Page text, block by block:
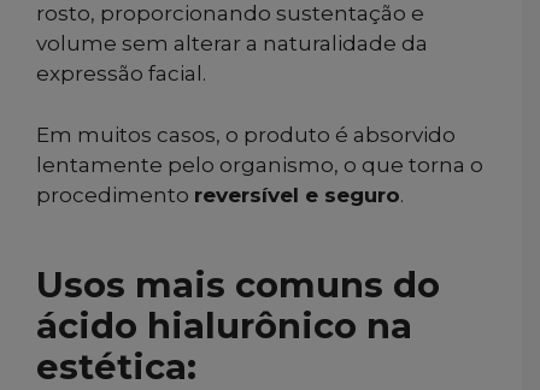
rosto, proporcionando sustentação e
volume sem alterar a naturalidade da
expressão facial.
Em muitos casos, o produto é absorvido
lentamente pelo organismo, o que torna o
procedimento reversível e seguro.
Usos mais comuns do
ácido hialurônico na
estética: